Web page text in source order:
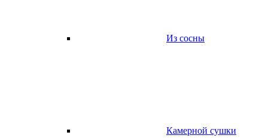
Из сосны
Камерной сушки